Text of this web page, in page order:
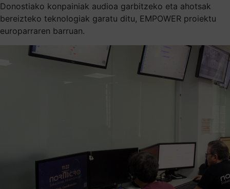
Donostiako konpainiak audioa garbitzeko eta ahotsak
bereizteko teknologiak garatu ditu, EMPOWER proiektu
europarraren barruan.